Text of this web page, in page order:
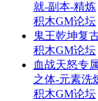
就-副本-精炼
积木GM论坛
鬼王乾坤复
积木GM论坛
血战天怒专
之体-元素洗
积木GM论坛